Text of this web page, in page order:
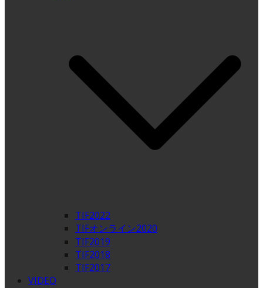
TIF2022
TIFオンライン2020
TIF2019
TIF2018
TIF2017
VIDEO